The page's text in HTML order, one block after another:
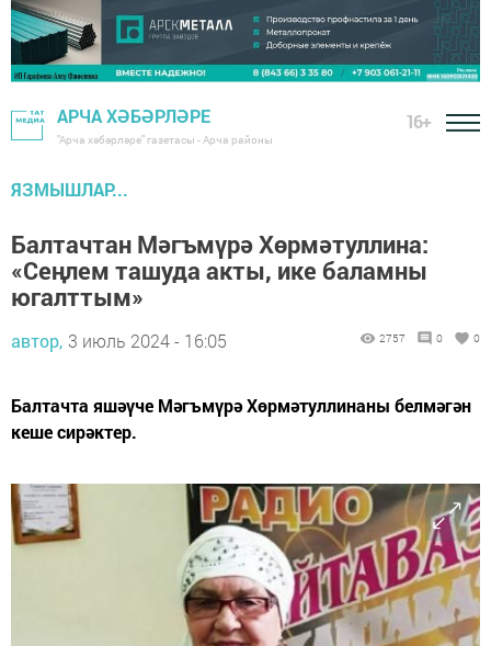
АРЧА ХӘБӘРЛӘРЕ
"Арча хәбәрләре" газетасы - Арча районы
16+
ЯЗМЫШЛАР...
Балтачтан Мәгъмүрә Хөрмәтуллина:
«Сеңлем ташуда акты, ике баламны
югалттым»
автор, 3 июль 2024 - 16:05 2757 0 0
Балтачта яшәүче Мәгъмүрә Хөрмәтуллинаны белмәгән
кеше сирәктер.